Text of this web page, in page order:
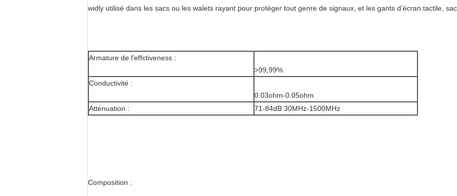
widly utilisé dans les sacs ou les walets rayant pour protéger tout genre de signaux, et les gants d'écran tactile,
Armature de l'effctiveness :
>99,99%
Conductivité :
0.03ohm-0.05ohm
Atténuation :
71-84dB 30MHz-1500MHz
Composition :